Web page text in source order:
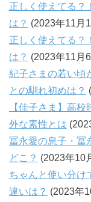
正しく使えてる？
は？ (2023年11月
正しく使えてる？
は？ (2023年11月
紀子さまの若い頃
との馴れ初めは？
【佳子さま】高
外な素性とは
冨永愛の息子・冨
どこ？ (2023年10
ちゃんと使い分け
違いは？ (2023年